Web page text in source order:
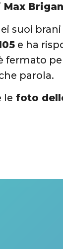
suoi
e ha
fermato
parola.
le foto